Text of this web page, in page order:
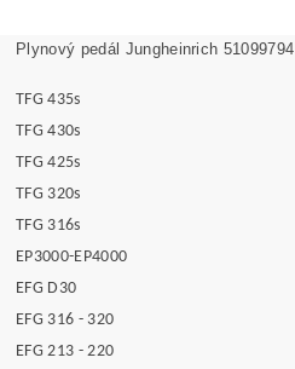
Plynový pedál Jungheinrich 51099794
TFG 435s
TFG 430s
TFG 425s
TFG 320s
TFG 316s
EP3000-EP4000
EFG D30
EFG 316 - 320
EFG 213 - 220